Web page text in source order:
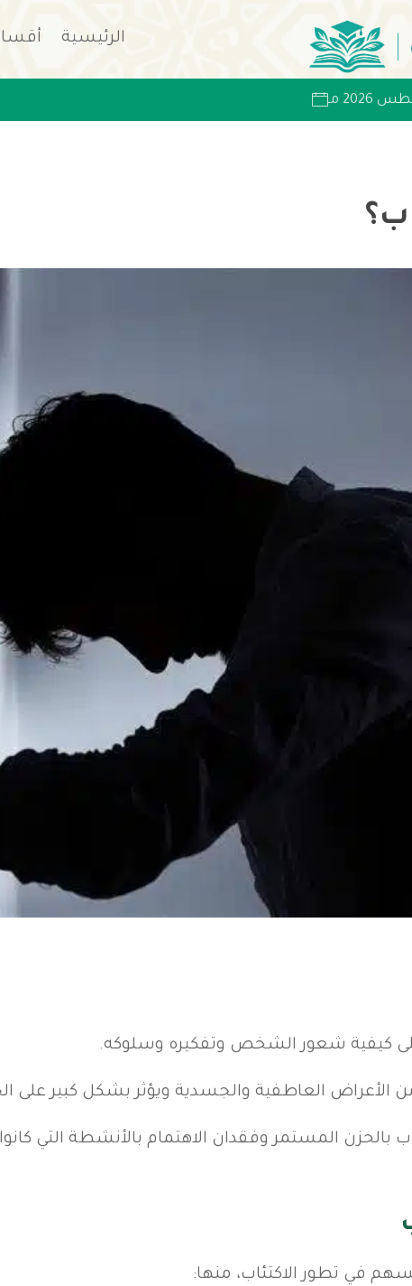
الرئيسية
كيفية شعور الشخص وتفكيره وسلوكه.
العاطفية والجسدية ويؤثر بشكل كبير على
بالحزن المستمر وفقدان الاهتمام بالأنشطة التي
في تطور الاكتئاب، منها: